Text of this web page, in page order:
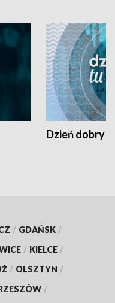
Dzień dobry
/ GDAŃSK /
/ KIELCE /
/ OLSZTYN /
/